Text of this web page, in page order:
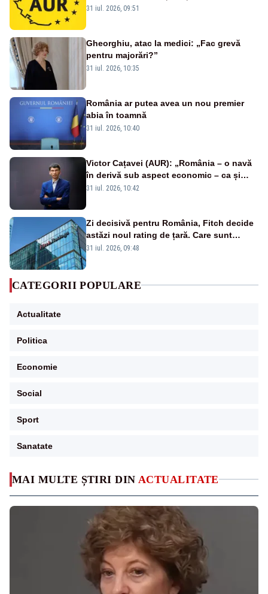
MAI MULTE ȘTIRI DIN ACTUALITATE
română nu se economisește! Limba
31 iul. 2026, 09:51
Gheorghiu, atac la medici: „Fac grevă
pentru majorări?”
31 iul. 2026, 10:35
România ar putea avea un nou premier
abia în toamnă
31 iul. 2026, 10:40
Victor Cațavei (AUR): „România – o navă
în derivă sub aspect economic – ca și
rezultat al guvernărilor din ultimii 36 de
31 iul. 2026, 10:42
Zi decisivă pentru România, Fitch decide
astăzi noul rating de țară. Care sunt
efectele retrogradării la categoria „junk”
31 iul. 2026, 09:48
CATEGORII POPULARE
Actualitate
Politica
Economie
Social
Sport
Sanatate